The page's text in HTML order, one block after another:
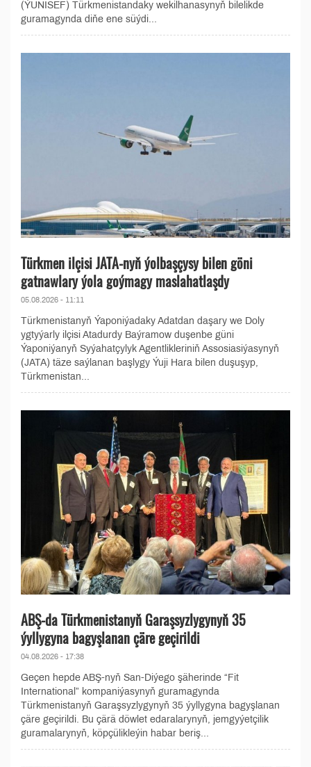
(ÝUNISEF) Türkmenistandaky wekilhanasynyň bilelikde
guramagynda diňe ene süýdi...
Türkmen ilçisi JATA-nyň ýolbaşçysy bilen göni
gatnawlary ýola goýmagy maslahatlaşdy
05.08.2026 - 11:11
Türkmenistanyň Ýaponiýadaky Adatdan daşary we Doly
ygtyýarly ilçisi Atadurdy Baýramow duşenbe güni
Ýaponiýanyň Syýahatçylyk Agentlikleriniň Assosiasiýasynyň
(JATA) täze saýlanan başlygy Ýuji Hara bilen duşuşyp,
Türkmenistan...
ABŞ-da Türkmenistanyň Garaşsyzlygynyň 35
ýyllygyna bagyşlanan çäre geçirildi
04.08.2026 - 17:38
Geçen hepde ABŞ-nyň San-Diýego şäherinde “Fit
International” kompaniýasynyň guramagynda
Türkmenistanyň Garaşsyzlygynyň 35 ýyllygyna bagyşlanan
çäre geçirildi. Bu çärä döwlet edaralarynyň, jemgyýetçilik
guramalarynyň, köpçülikleýin habar beriş...